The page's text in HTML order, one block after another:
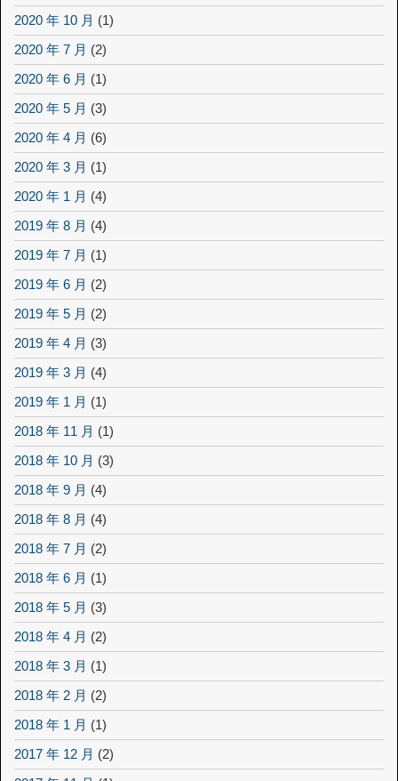
2020 年 10 月 (1)
2020 年 7 月 (2)
2020 年 6 月 (1)
2020 年 5 月 (3)
2020 年 4 月 (6)
2020 年 3 月 (1)
2020 年 1 月 (4)
2019 年 8 月 (4)
2019 年 7 月 (1)
2019 年 6 月 (2)
2019 年 5 月 (2)
2019 年 4 月 (3)
2019 年 3 月 (4)
2019 年 1 月 (1)
2018 年 11 月 (1)
2018 年 10 月 (3)
2018 年 9 月 (4)
2018 年 8 月 (4)
2018 年 7 月 (2)
2018 年 6 月 (1)
2018 年 5 月 (3)
2018 年 4 月 (2)
2018 年 3 月 (1)
2018 年 2 月 (2)
2018 年 1 月 (1)
2017 年 12 月 (2)